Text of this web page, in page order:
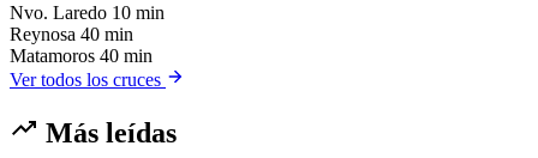
Nvo. Laredo 10 min
Reynosa 40 min
Matamoros 40 min
Ver todos los cruces
Más leídas